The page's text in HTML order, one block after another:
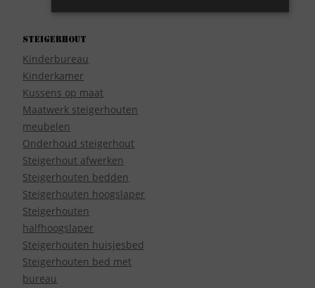
Steigerhout
Kinderbureau
Kinderkamer
Kussens op maat
Maatwerk steigerhouten
meubelen
Onderhoud steigerhout
Steigerhout afwerken
Steigerhouten bedden
Steigerhouten hoogslaper
Steigerhouten
halfhoogslaper
Steigerhouten huisjesbed
Steigerhouten bed met
bureau